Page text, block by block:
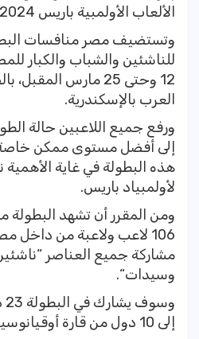
الألعاب الأولمبية باريس 2024.
وتستضيف مصر منافسات
للناشئين والشباب والكبار
12 وحتى 25 مارس
العرب بالإسكندرية.
ورفع جميع اللاعبين حالة
إلى أفضل مستوى ممكن خاصة
هذه البطولة في غاية الأهمية
لأولمبياد باريس.
ومن المقرر أن تشهد البطولة
106 لاعب ولاعبة من داخل
مشاركة جميع العناصر
وسيدات“.
إلى 10 دول من قارة أوقيانوسيا.